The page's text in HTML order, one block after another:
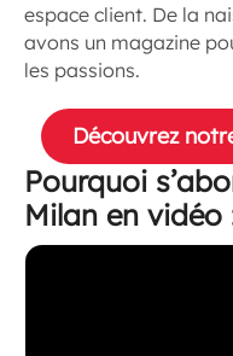
espace client. De la
avons un magazine
les passions.
Découvrez
Pourquoi
Milan en vidéo